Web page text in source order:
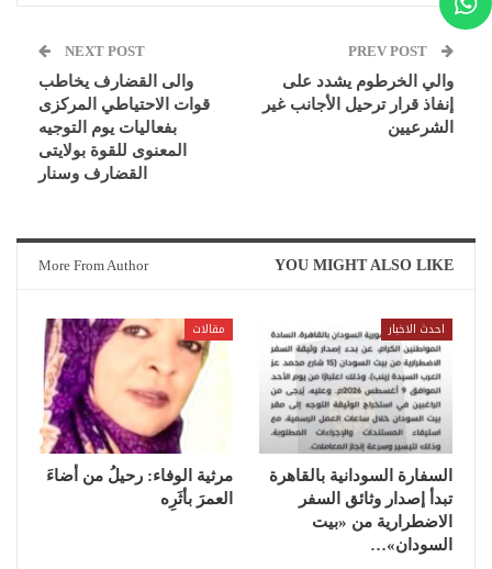
والي الخرطوم يشدد على
إنفاذ قرار ترحيل الأجانب غير
الشرعيين
NEXT POST
والى القضارف يخاطب
قوات الاحتياطي المركزى
بفعاليات يوم التوجيه
المعنوى للقوة بولايتى
القضارف وسنار
YOU MIGHT ALSO LIKE
More From Author
احدث الاخبار
السفارة السودانية بالقاهرة
تبدأ إصدار وثائق السفر
الاضطرارية من «بيت
السودان»…
مقالات
مرثية الوفاء: رحيلُ من أضاءَ
العمرَ بأثَرِه